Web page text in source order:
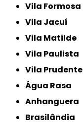
Vila Formosa
Vila Jacuí
Vila Matilde
Vila Paulista
Vila Prudente
Água Rasa
Anhanguera
Brasilândia